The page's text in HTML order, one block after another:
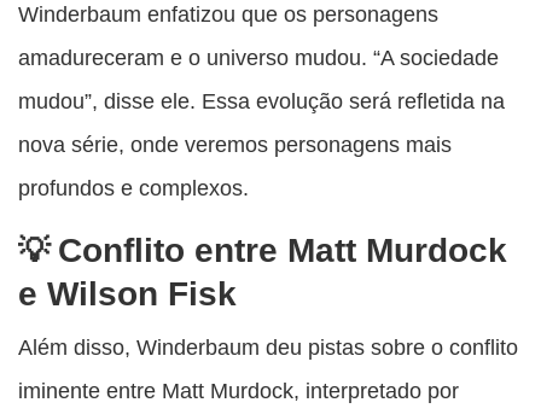
Winderbaum enfatizou que os personagens
amadureceram e o universo mudou. “A sociedade
mudou”, disse ele. Essa evolução será refletida na
nova série, onde veremos personagens mais
profundos e complexos.
Conflito entre Matt Murdock
e Wilson Fisk
Além disso, Winderbaum deu pistas sobre o conflito
iminente entre Matt Murdock, interpretado por